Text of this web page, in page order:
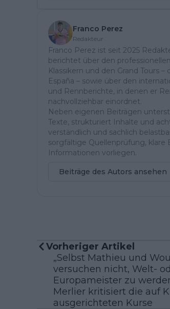
Franco Perez
Redakteur
Franco Perez ist seit 2025
berichtet über den
Klassikern und den Grand Tours
España – sowie über den
und Rennberichte, in denen er
nachvollziehbar einordnet.
Neben eigenen Beiträgen
Texte, strukturiert Inhalte und
verständlich und sachlich
sorgfältige Quellenprüfung, klare
Informationen vorliegen.
Beiträge des Autors ansehen
Vorheriger Artikel
„Selbst Mathieu und
versuchen nicht, Welt-
Europameister zu
Merlier kritisiert die auf
ausgerichteten Kurse